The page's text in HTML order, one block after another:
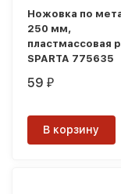
Ножовка по
250 мм,
пластмассовая
SPARTA 775635
59₽
В корзину